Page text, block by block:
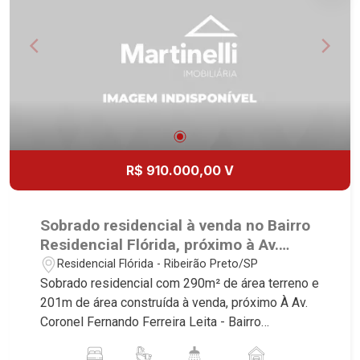
mercado imobiliário desde 2000! Avenida João
Fiúsa, 1051 - Alto da Boa Vista | Ribeirão Preto.
R$ 910.000,00 V
Sobrado residencial à venda no Bairro
Residencial Flórida, próximo à Av.
Coronel Fernando Ferreira Leite -
Ribeirão Preto/SP.
Residencial Flórida - Ribeirão Preto/SP
Sobrado residencial com 290m² de área terreno e
201m de área construída à venda, próximo À Av.
Coronel Fernando Ferreira Leita - Bairro